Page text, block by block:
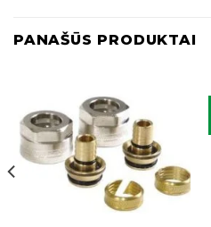
PANAŠŪS PRODUKTAI